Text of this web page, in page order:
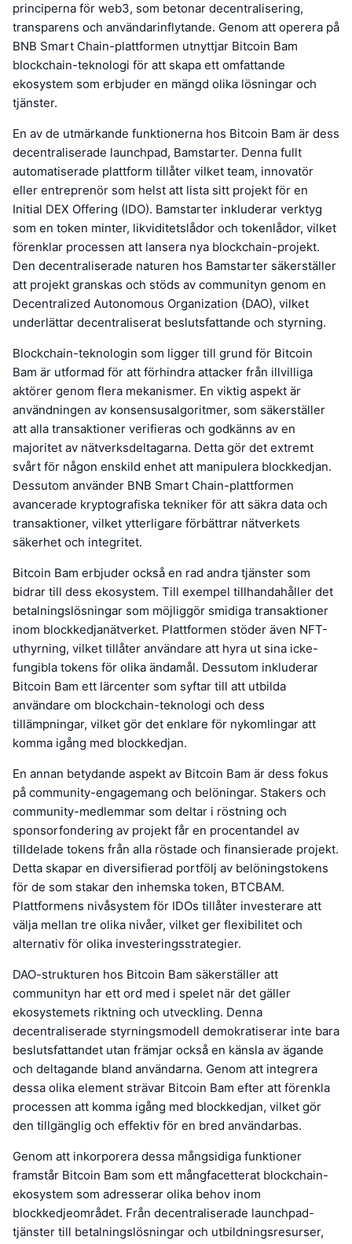
principerna för web3, som betonar decentralisering,
transparens och användarinflytande. Genom att operera på
BNB Smart Chain-plattformen utnyttjar Bitcoin Bam
blockchain-teknologi för att skapa ett omfattande
ekosystem som erbjuder en mängd olika lösningar och
tjänster.
En av de utmärkande funktionerna hos Bitcoin Bam är dess
decentraliserade launchpad, Bamstarter. Denna fullt
automatiserade plattform tillåter vilket team, innovatör
eller entreprenör som helst att lista sitt projekt för en
Initial DEX Offering (IDO). Bamstarter inkluderar verktyg
som en token minter, likviditetslådor och tokenlådor, vilket
förenklar processen att lansera nya blockchain-projekt.
Den decentraliserade naturen hos Bamstarter säkerställer
att projekt granskas och stöds av communityn genom en
Decentralized Autonomous Organization (DAO), vilket
underlättar decentraliserat beslutsfattande och styrning.
Blockchain-teknologin som ligger till grund för Bitcoin
Bam är utformad för att förhindra attacker från illvilliga
aktörer genom flera mekanismer. En viktig aspekt är
användningen av konsensusalgoritmer, som säkerställer
att alla transaktioner verifieras och godkänns av en
majoritet av nätverksdeltagarna. Detta gör det extremt
svårt för någon enskild enhet att manipulera blockkedjan.
Dessutom använder BNB Smart Chain-plattformen
avancerade kryptografiska tekniker för att säkra data och
transaktioner, vilket ytterligare förbättrar nätverkets
säkerhet och integritet.
Bitcoin Bam erbjuder också en rad andra tjänster som
bidrar till dess ekosystem. Till exempel tillhandahåller det
betalningslösningar som möjliggör smidiga transaktioner
inom blockkedjanätverket. Plattformen stöder även NFT-
uthyrning, vilket tillåter användare att hyra ut sina icke-
fungibla tokens för olika ändamål. Dessutom inkluderar
Bitcoin Bam ett lärcenter som syftar till att utbilda
användare om blockchain-teknologi och dess
tillämpningar, vilket gör det enklare för nykomlingar att
komma igång med blockkedjan.
En annan betydande aspekt av Bitcoin Bam är dess fokus
på community-engagemang och belöningar. Stakers och
community-medlemmar som deltar i röstning och
sponsorfondering av projekt får en procentandel av
tilldelade tokens från alla röstade och finansierade projekt.
Detta skapar en diversifierad portfölj av belöningstokens
för de som stakar den inhemska token, BTCBAM.
Plattformens nivåsystem för IDOs tillåter investerare att
välja mellan tre olika nivåer, vilket ger flexibilitet och
alternativ för olika investeringsstrategier.
DAO-strukturen hos Bitcoin Bam säkerställer att
communityn har ett ord med i spelet när det gäller
ekosystemets riktning och utveckling. Denna
decentraliserade styrningsmodell demokratiserar inte bara
beslutsfattandet utan främjar också en känsla av ägande
och deltagande bland användarna. Genom att integrera
dessa olika element strävar Bitcoin Bam efter att förenkla
processen att komma igång med blockkedjan, vilket gör
den tillgänglig och effektiv för en bred användarbas.
Genom att inkorporera dessa mångsidiga funktioner
framstår Bitcoin Bam som ett mångfacetterat blockchain-
ekosystem som adresserar olika behov inom
blockkedjeområdet. Från decentraliserade launchpad-
tjänster till betalningslösningar och utbildningsresurser,